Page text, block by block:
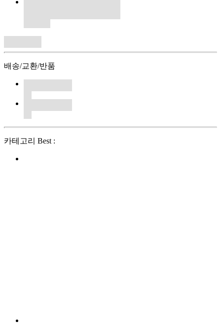
배송/교환/반품
카테고리 Best :